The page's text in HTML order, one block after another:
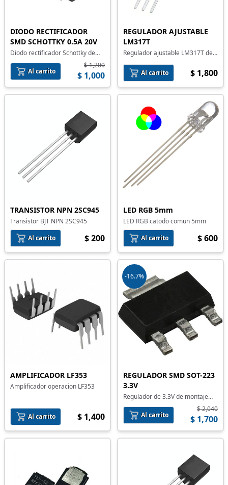
DIODO RECTIFICADOR
SMD SCHOTTKY 0.5A 20V
Diodo rectificador Schottky de
montaje superficial
Al carrito
$ 1,200
$ 1,000
REGULADOR AJUSTABLE
LM317T
Regulador ajustable LM317T de
Al carrito
$ 1,800
TRANSISTOR NPN 2SC945
Transistor BJT NPN 2SC945
Al carrito
$ 200
LED RGB 5mm
LED RGB catodo comun 5mm
Al carrito
$ 600
AMPLIFICADOR LF353
Amplificador operacion LF353
Al carrito $ 1,400
-16.7%
REGULADOR SMD SOT-223
3.3V
Regulador de 3.3V de montaje
superficial
Al carrito
$ 2,040
$ 1,700